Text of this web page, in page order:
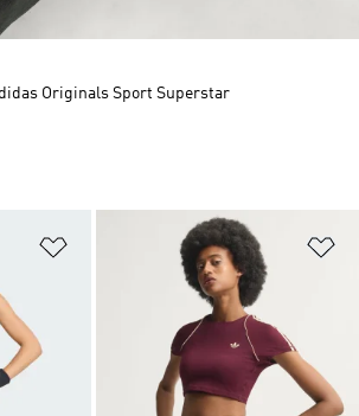
Přidat do seznamu přání
Originals Sport Superstar